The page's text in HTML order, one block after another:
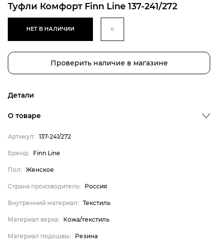
Туфли Комфорт Finn Line 137-241/272
НЕТ В НАЛИЧИИ
Проверить наличие в магазине
Детали
Страна производитель
Внутренний материал
Материал верха
О товаре
Артикул: 137-241/272
Бренд: Finn Line
Пол: Женское
Страна производитель: Россия
Внутренний материал: Текстиль
Материал верха: Кожа/текстиль
Материал подошвы: Резина